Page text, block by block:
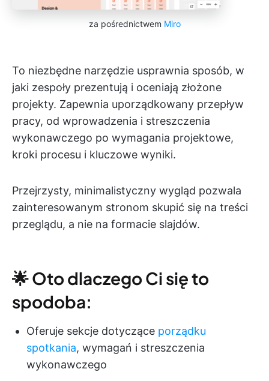
za pośrednictwem Miro
To niezbędne narzędzie usprawnia sposób, w
jaki zespoły prezentują i oceniają złożone
projekty. Zapewnia uporządkowany przepływ
pracy, od wprowadzenia i streszczenia
wykonawczego po wymagania projektowe,
kroki procesu i kluczowe wyniki.
Przejrzysty, minimalistyczny wygląd pozwala
zainteresowanym stronom skupić się na treści
przeglądu, a nie na formacie slajdów.
🌟 Oto dlaczego Ci się to
spodoba:
Oferuje sekcje dotyczące porządku
spotkania, wymagań i streszczenia
wykonawczego